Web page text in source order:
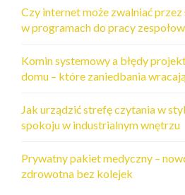
Czy internet może zwalniać
w programach do pracy
Komin systemowy a błędy
domu – które zaniedbania
Jak urządzić strefę czytania w
spokoju w industrialnym wnętrzu
Prywatny pakiet medyczny –
zdrowotna bez kolejek